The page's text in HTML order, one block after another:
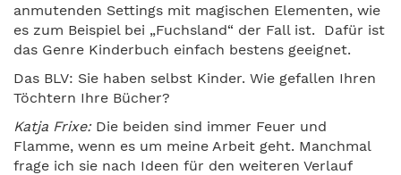
anmutenden Settings mit magischen Elementen, wie
es zum Beispiel bei „Fuchsland“ der Fall ist. Dafür ist
das Genre Kinderbuch einfach bestens geeignet.
Das BLV: Sie haben selbst Kinder. Wie gefallen Ihren
Töchtern Ihre Bücher?
Katja Frixe:Die beiden sind immer Feuer und
Flamme, wenn es um meine Arbeit geht. Manchmal
frage ich sie nach Ideen für den weiteren Verlauf